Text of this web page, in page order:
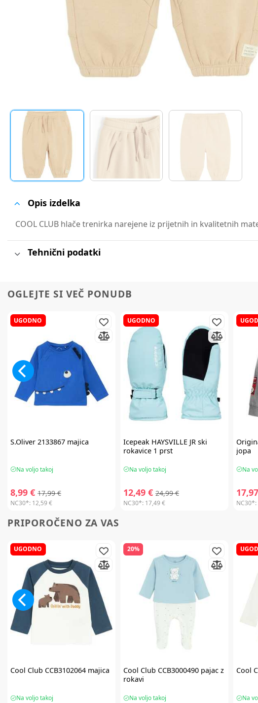
Opis izdelka
COOL CLUB hlače trenirka narejene iz prijetnih in kvalitetnih
Tehnični podatki
OGLEJTE SI VEČ PONUDB
UGODNO
S.Oliver2133867 majica
Na voljo takoj
8,99 € 17,99 €
NC30*: 12,59 €
UGODNO
Icepeak HAYSVILLE JR ski
rokavice 1 prst
Na voljo takoj
12,49 € 24,99 €
NC30*: 17,49 €
jopa
Na
NC30*:
PRIPOROČENO ZA VAS
UGODNO
Cool Club CCB3102064 majica
Na voljo takoj
20%
Cool Club CCB3000490 pajac z
rokavi
Na voljo takoj
Cool
Na